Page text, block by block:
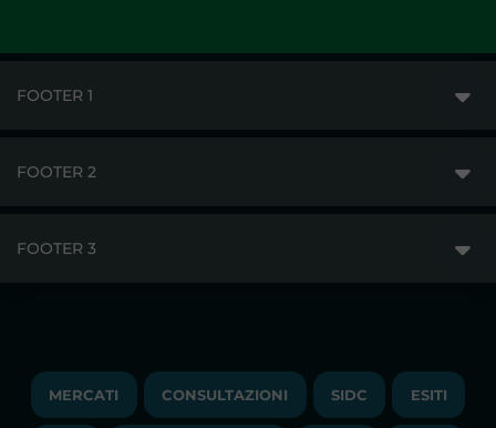
FOOTER 1
PUBBLICAZIONI
FOOTER 2
LAVORA CON NOI
FOOTER 3
TRAYPORT M. ELETTRICO
LIQUIDITY PROVIDERS
MERCATI CONSULTAZIONI SIDC ESITI